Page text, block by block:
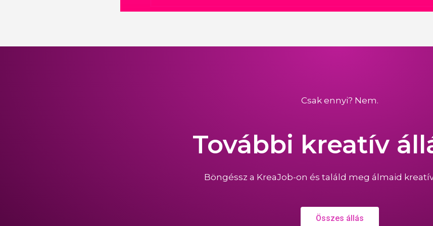
Csak ennyi? Nem.
További kreatív
Böngéssz a KreaJob-on és találd meg álmaid
Összes állás